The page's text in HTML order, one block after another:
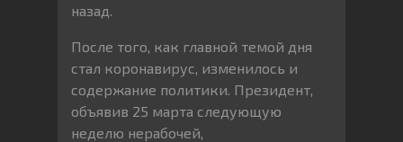
назад.
После того, как главной темой дня
стал коронавирус, изменилось и
содержание политики. Президент,
объявив 25 марта следующую
неделю нерабочей,